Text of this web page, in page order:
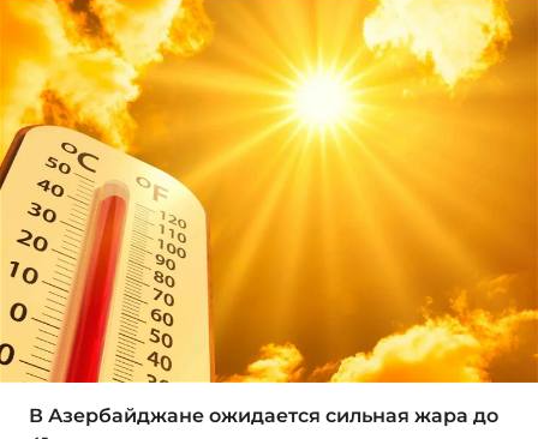
В Азербайджане ожидается сильная жара до